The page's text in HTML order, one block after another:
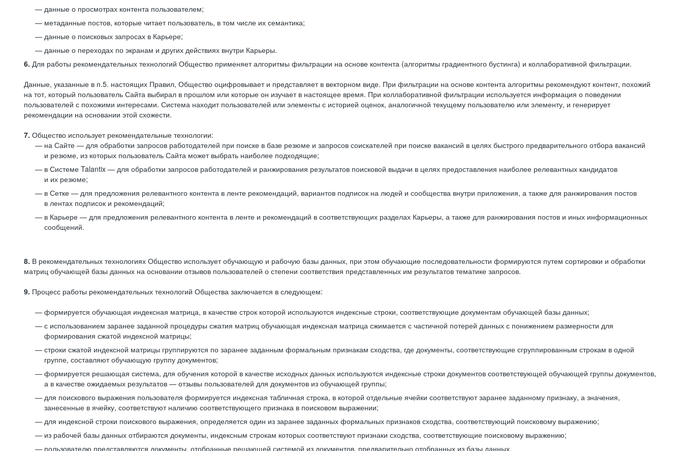
данные о просмотрах контента пользователем;
метаданные постов, которые читает пользователь, в том числе их семантика;
данные о поисковых запросах в Карьере;
данные о переходах по экранам и других действиях внутри Карьеры.
6. Для работы рекомендательных технологий Общество применяет алгоритмы фильтрации на основе контента (алгоритмы градиентного бустинга) и коллаборативной фильтрации.
Данные, указанные в п.5. настоящих Правил, Общество оцифровывает и представляет в векторном виде. При фильтрации на основе контента алгоритмы рекомендуют контент, похожий
на тот, который пользователь Сайта выбирал в прошлом или которые он изучает в настоящее время. При коллаборативной фильтрации используется информация о поведении
пользователей с похожими интересами. Система находит пользователей или элементы с историей оценок, аналогичной текущему пользователю или элементу, и генерирует
рекомендации на основании этой схожести.
7. Общество использует рекомендательные технологии:
на Сайте — для обработки запросов работодателей при поиске в базе резюме и запросов соискателей при поиске вакансий в целях быстрого предварительного отбора вакансий
и резюме, из которых пользователь Сайта может выбрать наиболее подходящие;
в Системе Talantix — для обработки запросов работодателей и ранжирования результатов поисковой выдачи в целях предоставления наиболее релевантных кандидатов
и их резюме;
в Сетке — для предложения релевантного контента в ленте рекомендаций, вариантов подписок на людей и сообщества внутри приложения, а также для ранжирования постов
в лентах подписок и рекомендаций;
в Карьере — для предложения релевантного контента в ленте и рекомендаций в соответствующих разделах Карьеры, а также для ранжирования постов и иных информационных
сообщений.
8. В рекомендательных технологиях Общество использует обучающую и рабочую базы данных, при этом обучающие последовательности формируются путем сортировки и обработки
матриц обучающей базы данных на основании отзывов пользователей о степени соответствия представленных им результатов тематике запросов.
9. Процесс работы рекомендательных технологий Общества заключается в следующем:
формируется обучающая индексная матрица, в качестве строк которой используются индексные строки, соответствующие документам обучающей базы данных;
с использованием заранее заданной процедуры сжатия матриц обучающая индексная матрица сжимается с частичной потерей данных с понижением размерности для
формирования сжатой индексной матрицы;
строки сжатой индексной матрицы группируются по заранее заданным формальным признакам сходства, где документы, соответствующие сгруппированным строкам в одной
группе, составляют обучающую группу документов;
формируется решающая система, для обучения которой в качестве исходных данных используются индексные строки документов соответствующей обучающей группы документов,
а в качестве ожидаемых результатов — отзывы пользователей для документов из обучающей группы;
для поискового выражения пользователя формируется индексная табличная строка, в которой отдельные ячейки соответствуют заранее заданному признаку, а значения,
занесенные в ячейку, соответствуют наличию соответствующего признака в поисковом выражении;
для индексной строки поискового выражения, определяется один из заранее заданных формальных признаков сходства, соответствующий поисковому выражению;
из рабочей базы данных отбираются документы, индексным строкам которых соответствуют признаки сходства, соответствующие поисковому выражению;
пользователю представляются документы, отобранные решающей системой из документов, предварительно отобранных из базы данных.